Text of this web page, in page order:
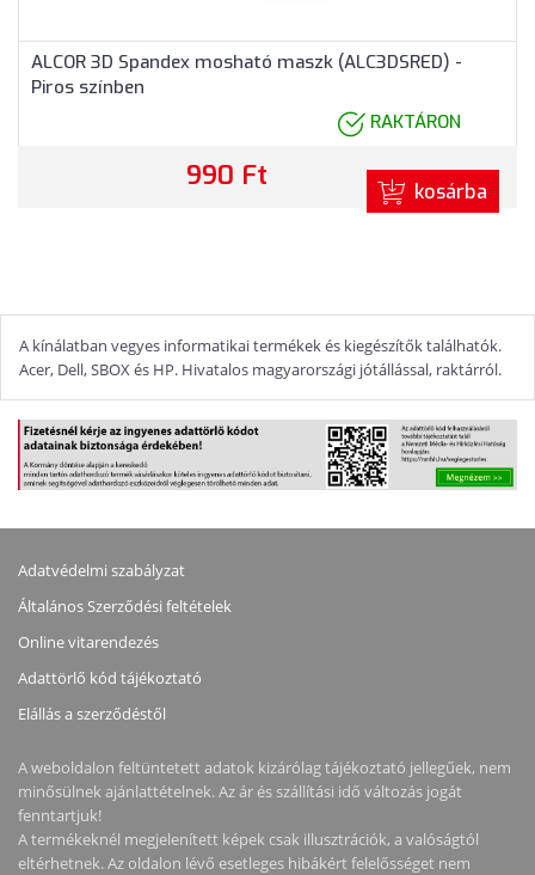
ALCOR 3D Spandex mosható maszk (ALC3DSRED) -
Piros színben
RAKTÁRON
990 Ft kosárba
A kínálatban vegyes informatikai termékek és kiegészítők találhatók.
Acer, Dell, SBOX és HP. Hivatalos magyarországi jótállással, raktárról.
Adatvédelmi szabályzat
Általános Szerződési feltételek
Online vitarendezés
Adattörlő kód tájékoztató
Elállás a szerződéstől
A weboldalon feltüntetett adatok kizárólag tájékoztató jellegűek, nem
minősülnek ajánlattételnek. Az ár és szállítási idő változás jogát
fenntartjuk!
A termékeknél megjelenített képek csak illusztrációk, a valóságtól
eltérhetnek. Az oldalon lévő esetleges hibákért felelősséget nem